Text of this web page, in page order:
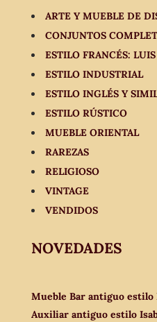
ARTE Y MUEBLE DE
CONJUNTOS
ESTILO FRANCÉS:
ESTILO INDUSTRIAL
ESTILO INGLÉS Y
ESTILO RÚSTICO
MUEBLE ORIENTAL
RAREZAS
RELIGIOSO
VINTAGE
VENDIDOS
NOVEDADES
Mueble Bar antiguo estilo
Auxiliar antiguo estilo